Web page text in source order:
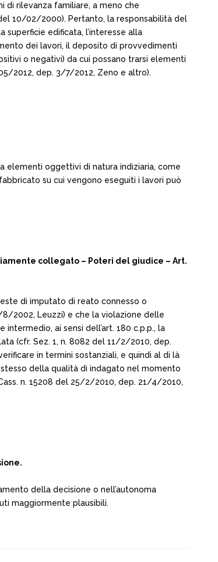
rilevanza familiare, a meno che
10/02/2000). Pertanto, la responsabilità del
edificata, l’interesse alla
dei lavori, il deposito di provvedimenti
o negativi) da cui possano trarsi elementi
2012, dep. 3/7/2012, Zeno e altro).
elementi oggettivi di natura indiziaria, come
su cui vengono eseguiti i lavori può
collegato – Poteri del giudice – Art.
di imputato di reato connesso o
2002, Leuzzi) e che la violazione delle
ai sensi dell’art. 180 c.p.p., la
(cfr. Sez. 1, n. 8082 del 11/2/2010, dep.
in termini sostanziali, e quindi al di là
della qualità di indagato nel momento
n. 15208 del 25/2/2010, dep. 21/4/2010,
della decisione o nell’autonoma
maggiormente plausibili.